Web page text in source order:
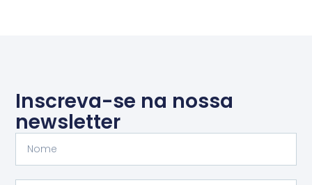
Inscreva-se na nossa
newsletter